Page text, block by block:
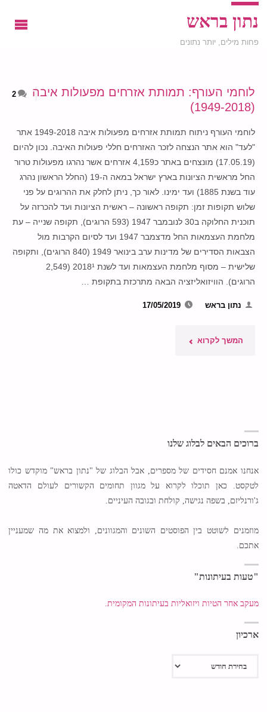
נתון בראש
פחות מילים, יותר נתונים
לוחמי העורף: תמותת אזרחים מפעולות איבה
(1949-2018)
2
לוחמי העורף ניתוח תמותת אזרחים מפעולות איבה 1949-2018 אתר
"לעד" הוא אתר הנצחה לזכר האזרחים חללי פעולות האיבה. נכון להיום
(17.05.19) מונצחים באתר כ4,159 אזרחים אשר נהרגו מפעולות טרור
החל מראשית הציונות בארץ ישראל במאה ה-19 (החלל הראשון נהרג
עוד בשנת 1885) ועד ימינו. לאור כך, ניתן לחלק את ההרוגים על פני
שלוש תקופות זמן: תקופה ראשונה – ראשית הציונות ועד להכרזה על
תוכנית החלוקה ב30 לנובמבר 1947 (593 הרוגים), תקופה שנייה – עת
מלחמת העצמאות החל מדצמבר 1947 ועד לסיום הקרבות מול
הצבאות הסדירים של מדינות ערב בינואר 1949 (840 הרוגים), ותקופה
שלישית – מסוף מלחמת העצמאות ועד לשנת 2018¹ (2,549
הרוגים). הוויזואליזציה הבאה מתרכזת בתקופת …
נתון בראש 17/05/2019
המשך לקרוא "לוחמי
מפעולות
איבה
(1949-
ברוכים הבאים לבלוג שלנו
אנחנו אמנם חסידים של מספרים, אבל הבלוג של "נתון בראש" מוקדש כולו
לטקסט. כאן תוכלו לקרוא על מגוון תחומים הקשורים לעולם הדאטה
ג'ורנליזם, בשפה נגישה, קולחת ובגובה העיניים.
מוזמנים לשוטט בין הפוסטים השונים והמגוונים, ולמצוא את מה שמעניין
אתכם.
"טעות בעיתונות"
מעקב אחר הטיות ויזואליות בעיתונות המקומית.
ארכיון